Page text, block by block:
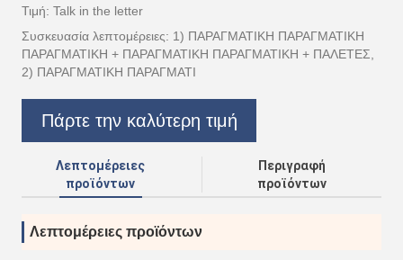
Τιμή: Talk in the letter
Συσκευασία λεπτομέρειες: 1) ΠΑΡΑΓΜΑΤΙΚΗ ΠΑΡΑΓΜΑΤΙΚΗ
ΠΑΡΑΓΜΑΤΙΚΗ + ΠΑΡΑΓΜΑΤΙΚΗ ΠΑΡΑΓΜΑΤΙΚΗ + ΠΑΛΕΤΕΣ,
2) ΠΑΡΑΓΜΑΤΙΚΗ ΠΑΡΑΓΜΑΤΙ
Πάρτε την καλύτερη τιμή
Λεπτομέρειες
προϊόντων
Περιγραφή
προϊόντων
Λεπτομέρειες προϊόντων